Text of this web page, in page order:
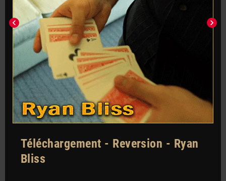
chevron_left chevron_right
Téléchargement - Reversion - Ryan
Bliss